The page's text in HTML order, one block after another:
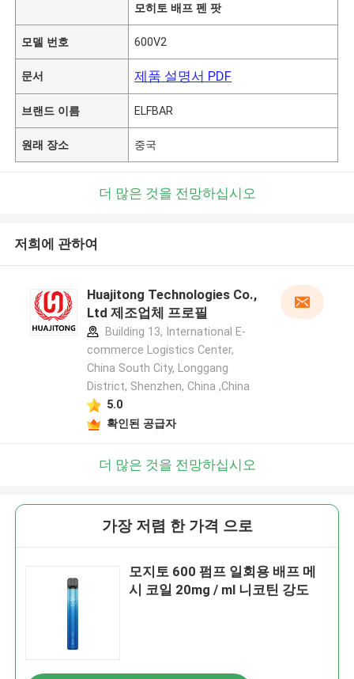
모히토 배프 펜 팟
모델 번호 600V2
문서 제품 설명서 PDF
브랜드 이름 ELFBAR
원래 장소 중국
더 많은 것을 전망하십시오
저희에 관하여
Huajitong Technologies Co.,
Ltd 제조업체 프로필
Building 13, International E-
commerce Logistics Center,
China South City, Longgang
District, Shenzhen, China ,China
5.0
확인된 공급자
더 많은 것을 전망하십시오
가장 저렴 한 가격 으로
모지토 600 펌프 일회용 배프 메
시 코일 20mg / ml 니코틴 강도